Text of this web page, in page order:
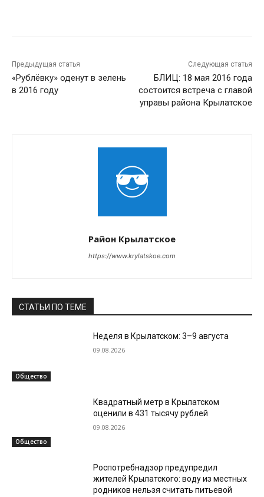
Предыдущая статья
«Рублёвку» оденут в зелень
в 2016 году
Следующая статья
БЛИЦ: 18 мая 2016 года
состоится встреча с главой
управы района Крылатское
Район Крылатское
https://www.krylatskoe.com
СТАТЬИ ПО ТЕМЕ
Общество
Неделя в Крылатском: 3–9 августа
09.08.2026
Общество
Квадратный метр в Крылатском
оценили в 431 тысячу рублей
09.08.2026
Роспотребнадзор предупредил
жителей Крылатского: воду из местных
родников нельзя считать питьевой